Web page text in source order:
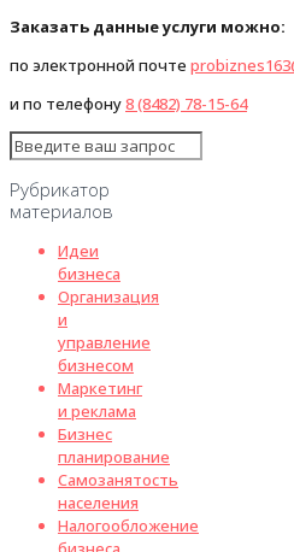
Заказать данные услуги можно:
по электронной почте
и по телефону8 (8482) 78-15-64
Рубрикатор
материалов
Идеи
бизнеса
Организация
и
управление
бизнесом
Маркетинг
и реклама
Бизнес
планирование
Самозанятость
населения
Налогообложение